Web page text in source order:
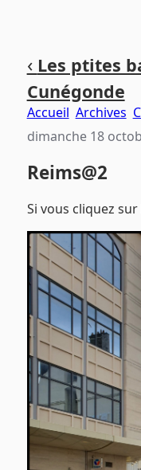
contenu
principal
menu
principal
‹ Les ptites
Cunégonde
Accueil Archives
dimanche 18
Reims@2
Si vous cliquez